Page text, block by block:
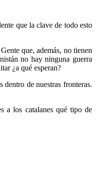
que la clave de todo esto
que, además, no tienen
no hay ninguna guerra
¿a qué esperan?
de nuestras fronteras.
a los catalanes qué tipo de